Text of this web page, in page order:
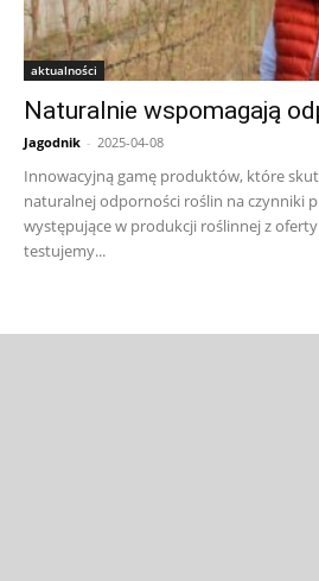
aktualności
Naturalnie wspomagają
Jagodnik - 2025-04-08
Innowacyjną gamę produktów, które
naturalnej odporności roślin na czynniki
występujące w produkcji roślinnej z
testujemy...